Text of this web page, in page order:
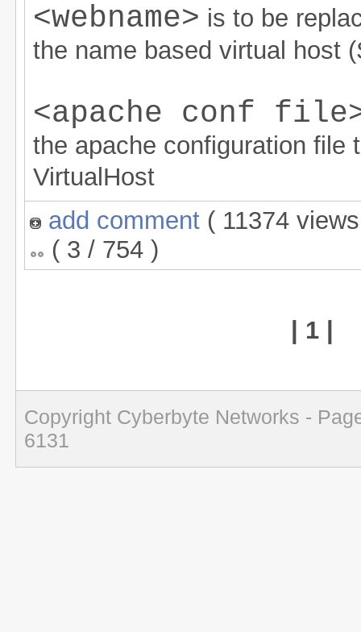
<webname> is to be
the name based virtual host
<apache conf
the apache configuration file
VirtualHost
add comment ( 11374
( 3 / 754 )
| 1 |
Copyright Cyberbyte Networks -
6131